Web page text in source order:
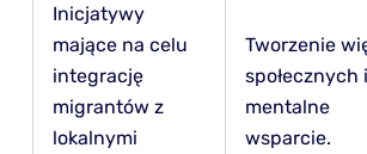
Inicjatywy
mające na celu
integrację
migrantów z
lokalnymi
Tworzenie
społecznych i
mentalne
wsparcie.